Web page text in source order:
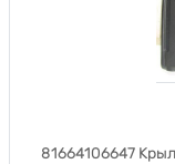
81664106647